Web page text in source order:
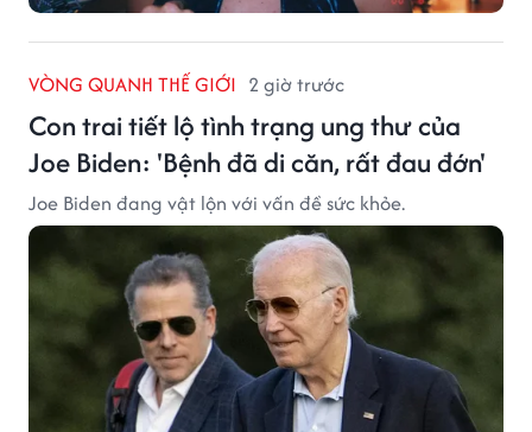
VÒNG QUANH THẾ GIỚI 2 giờ trước
Con trai tiết lộ tình trạng ung thư của
Joe Biden: 'Bệnh đã di căn, rất đau đớn'
Joe Biden đang vật lộn với vấn đề sức khỏe.